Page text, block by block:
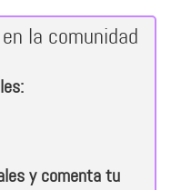
la comunidad
y comenta tu